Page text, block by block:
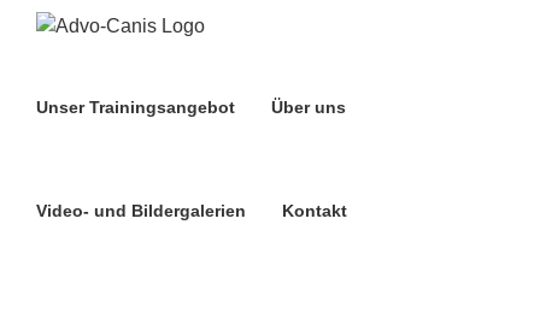
Zum
Unser Trainingsangebot Über uns
Video- und Bildergalerien Kontakt